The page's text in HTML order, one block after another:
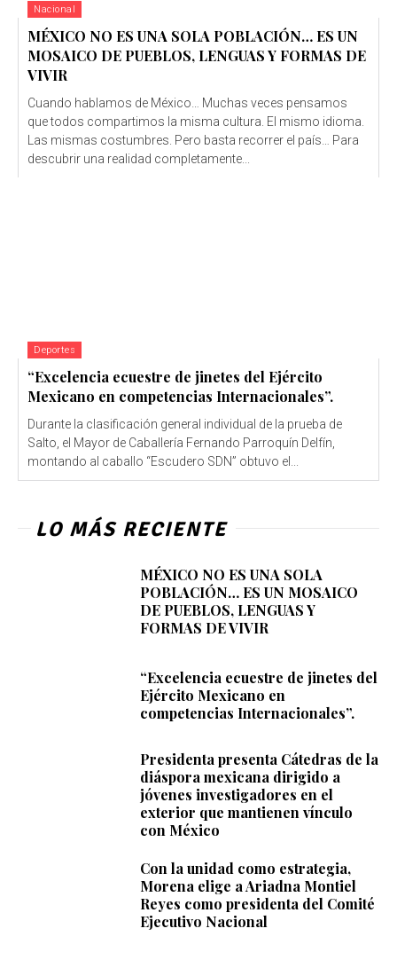
Nacional
MÉXICO NO ES UNA SOLA POBLACIÓN… ES UN
MOSAICO DE PUEBLOS, LENGUAS Y FORMAS DE
VIVIR
Cuando hablamos de México… Muchas veces pensamos
que todos compartimos la misma cultura. El mismo idioma.
Las mismas costumbres. Pero basta recorrer el país… Para
descubrir una realidad completamente...
Deportes
“Excelencia ecuestre de jinetes del Ejército
Mexicano en competencias Internacionales”.
Durante la clasificación general individual de la prueba de
Salto, el Mayor de Caballería Fernando Parroquín Delfín,
montando al caballo “Escudero SDN” obtuvo el...
LO MÁS RECIENTE
MÉXICO NO ES UNA SOLA
POBLACIÓN… ES UN MOSAICO
DE PUEBLOS, LENGUAS Y
FORMAS DE VIVIR
“Excelencia ecuestre de jinetes del
Ejército Mexicano en
competencias Internacionales”.
Presidenta presenta Cátedras de la
diáspora mexicana dirigido a
jóvenes investigadores en el
exterior que mantienen vínculo
con México
Con la unidad como estrategia,
Morena elige a Ariadna Montiel
Reyes como presidenta del Comité
Ejecutivo Nacional